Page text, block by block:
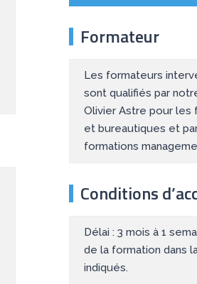
Formateur
Les formateurs
sont qualifiés par
Olivier Astre pour les
et bureautiques et
formations
Conditions
Délai : 3 mois à 1
de la formation dans
indiqués.